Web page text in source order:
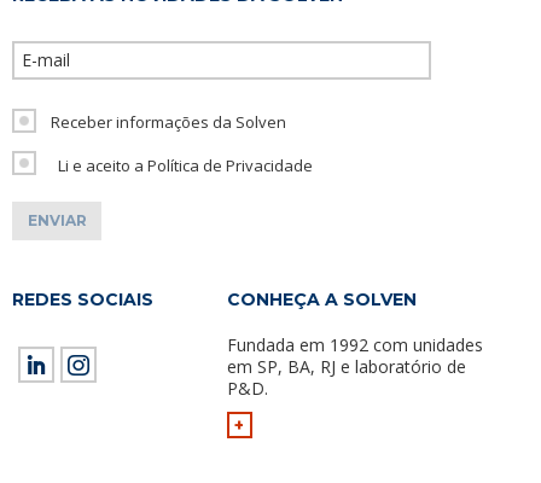
Receber informações da Solven
Li e aceito a Política de Privacidade
REDES SOCIAIS CONHEÇA A SOLVEN
Fundada em 1992 com unidades
em SP, BA, RJ e laboratório de
P&D.
+